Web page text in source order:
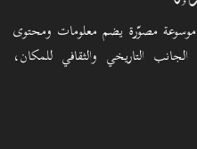
مصوّرة يضم معلومات ومحتوى
التاريخي والثقافي للمكان،